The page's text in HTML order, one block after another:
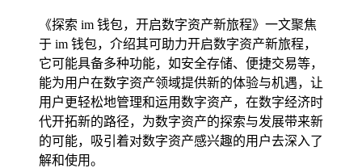
《探索 im 钱包，开启数字资产新旅程》一文聚焦
于 im 钱包，介绍其可助力开启数字资产新旅程，
它可能具备多种功能，如安全存储、便捷交易等，
能为用户在数字资产领域提供新的体验与机遇，让
用户更轻松地管理和运用数字资产，在数字经济时
代开拓新的路径，为数字资产的探索与发展带来新
的可能，吸引着对数字资产感兴趣的用户去深入了
解和使用。